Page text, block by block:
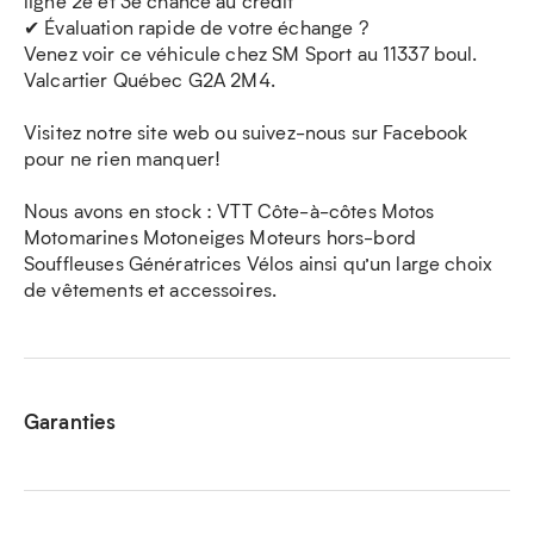
✔ Évaluation rapide de votre échange ?
Venez voir ce véhicule chez SM Sport au 11337 boul.
Valcartier Québec G2A 2M4.
Visitez notre site web ou suivez-nous sur Facebook
pour ne rien manquer!
Nous avons en stock : VTT Côte-à-côtes Motos
Motomarines Motoneiges Moteurs hors-bord
Souffleuses Génératrices Vélos ainsi qu’un large choix
de vêtements et accessoires.
Garanties